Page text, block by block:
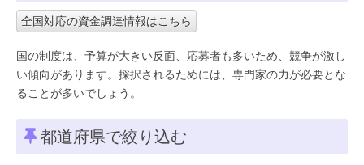
全国対応の資金調達情報はこちら
国の制度は、予算が大きい反面、応募者も多いため、競争が激し
い傾向があります。採択されるためには、専門家の力が必要とな
ることが多いでしょう。
都道府県で絞り込む